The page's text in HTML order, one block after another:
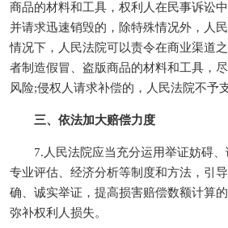
商品的材料和工具，权利人在民事诉讼
并请求迅速销毁的，除特殊情况外，人
情况下，人民法院可以责令在商业渠道
者制造假冒、盗版商品的材料和工具，
风险;侵权人请求补偿的，人民法院不予支
三、依法加大赔偿力度
7.人民法院应当充分运用举证妨碍、
专业评估、经济分析等制度和方法，引
确、诚实举证，提高损害赔偿数额计算
弥补权利人损失。